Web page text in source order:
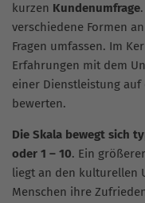
kurzen Kundenumfrage
verschiedene Formen
Fragen umfassen. Im
Erfahrungen mit dem
einer Dienstleistung auf
bewerten.
Die Skala bewegt sich
oder 1 – 10. Ein
liegt an den kulturellen
Menschen ihre